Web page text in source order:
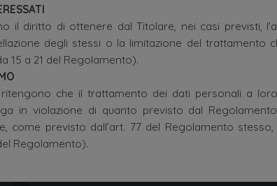
il diritto di ottenere dal Titolare, nei casi previsti,
degli stessi o la limitazione del trattamento
15 a 21 del Regolamento).
ritengono che il trattamento dei dati personali a
in violazione di quanto previsto dal
come previsto dall’art. 77 del Regolamento
Regolamento).